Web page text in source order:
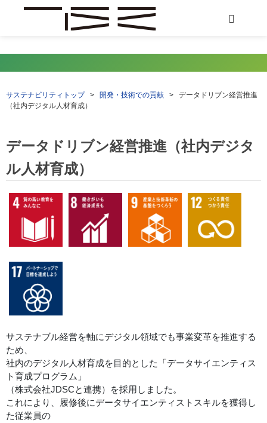
サステナビリティトップ > 開発・技術での貢献 >
データドリブン経営推進
（社内デジタル人材育成）
データドリブン経営推進（社内デジタ
ル人材育成）
サステナブル経営を軸にデジタル領域でも事業変革を推進する
ため、
社内のデジタル人材育成を目的とした「データサイエンティス
ト育成プログラム」
（株式会社JDSCと連携）を採用しました。
これにより、履修後にデータサイエンティストスキルを獲得し
た従業員の